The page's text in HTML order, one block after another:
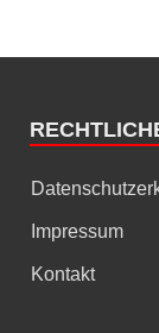
Impressum
Kontakt